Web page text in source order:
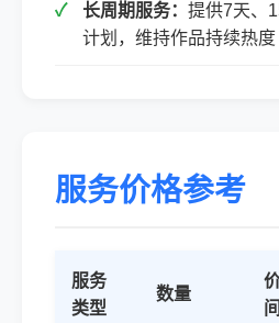
长周期服务： 提供7天、
计划，维持作品持续热度
服务价格参考
服务
类型
数量
间